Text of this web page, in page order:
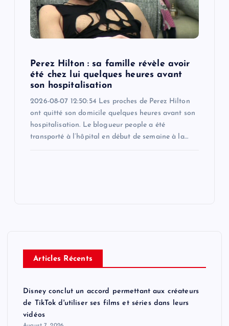
Perez Hilton : sa famille révèle avoir
été chez lui quelques heures avant
son hospitalisation
2026-08-07 12:50:54 Les proches de Perez Hilton
ont quitté son domicile quelques heures avant son
hospitalisation. Le blogueur people a été
transporté à l’hôpital en début de semaine à la…
Articles Récents
Disney conclut un accord permettant aux créateurs
de TikTok d'utiliser ses films et séries dans leurs
vidéos